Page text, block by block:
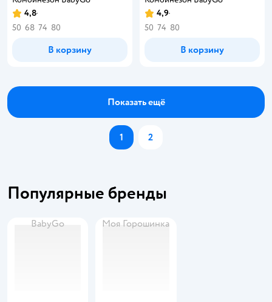
4,8
50 68 74 80
В корзину
4,9
50 74 80
В корзину
Показать ещё
1 2
Популярные бренды
BabyGo Моя Горошинка